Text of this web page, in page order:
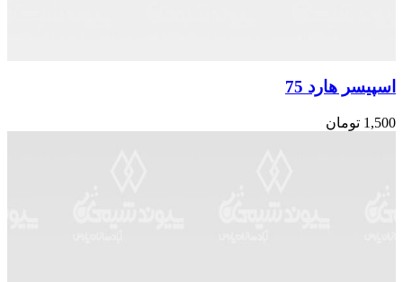
اسپیسر هارد 75
1,500 تومان